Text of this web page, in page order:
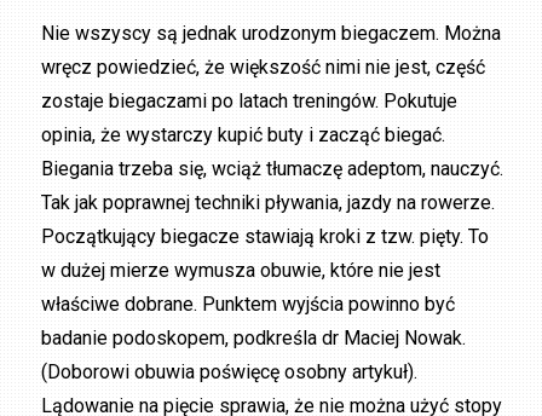
Nie wszyscy są jednak urodzonym biegaczem. Można
wręcz powiedzieć, że większość nimi nie jest, część
zostaje biegaczami po latach treningów. Pokutuje
opinia, że wystarczy kupić buty i zacząć biegać.
Biegania trzeba się, wciąż tłumaczę adeptom, nauczyć.
Tak jak poprawnej techniki pływania, jazdy na rowerze.
Początkujący biegacze stawiają kroki z tzw. pięty. To
w dużej mierze wymusza obuwie, które nie jest
właściwe dobrane. Punktem wyjścia powinno być
badanie podoskopem, podkreśla dr Maciej Nowak.
(Doborowi obuwia poświęcę osobny artykuł).
Lądowanie na pięcie sprawia, że nie można użyć stopy